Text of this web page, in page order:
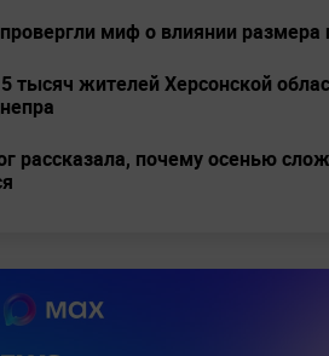
миф о влиянии размера
тысяч жителей Херсонской
рассказала, почему осенью